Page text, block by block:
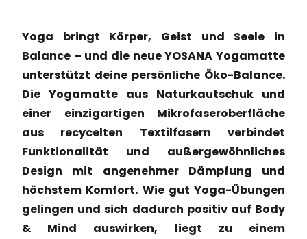
Yoga bringt Körper, Geist und Seele in
Balance – und die neue YOSANA Yogamatte
unterstützt deine persönliche Öko-Balance.
Die Yogamatte aus Naturkautschuk und
einer einzigartigen Mikrofaseroberfläche
aus recycelten Textilfasern verbindet
Funktionalität und außergewöhnliches
Design mit angenehmer Dämpfung und
höchstem Komfort. Wie gut Yoga-Übungen
gelingen und sich dadurch positiv auf Body
& Mind auswirken, liegt zu einem